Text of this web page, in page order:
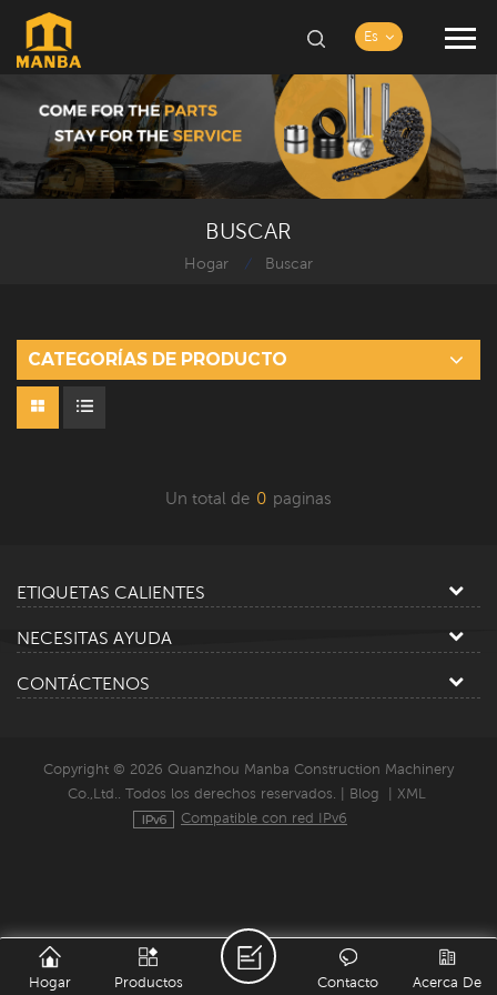
Es
BUSCAR
Hogar / Buscar
CATEGORÍAS DE PRODUCTO
Un total de 0 paginas
ETIQUETAS CALIENTES
NECESITAS AYUDA
CONTÁCTENOS
Copyright © 2026 Quanzhou Manba Construction Machinery
Co.,Ltd.. Todos los derechos reservados. |
Blog
XML
Compatible con red IPv6
Hogar Productos Acerca De
Contacto